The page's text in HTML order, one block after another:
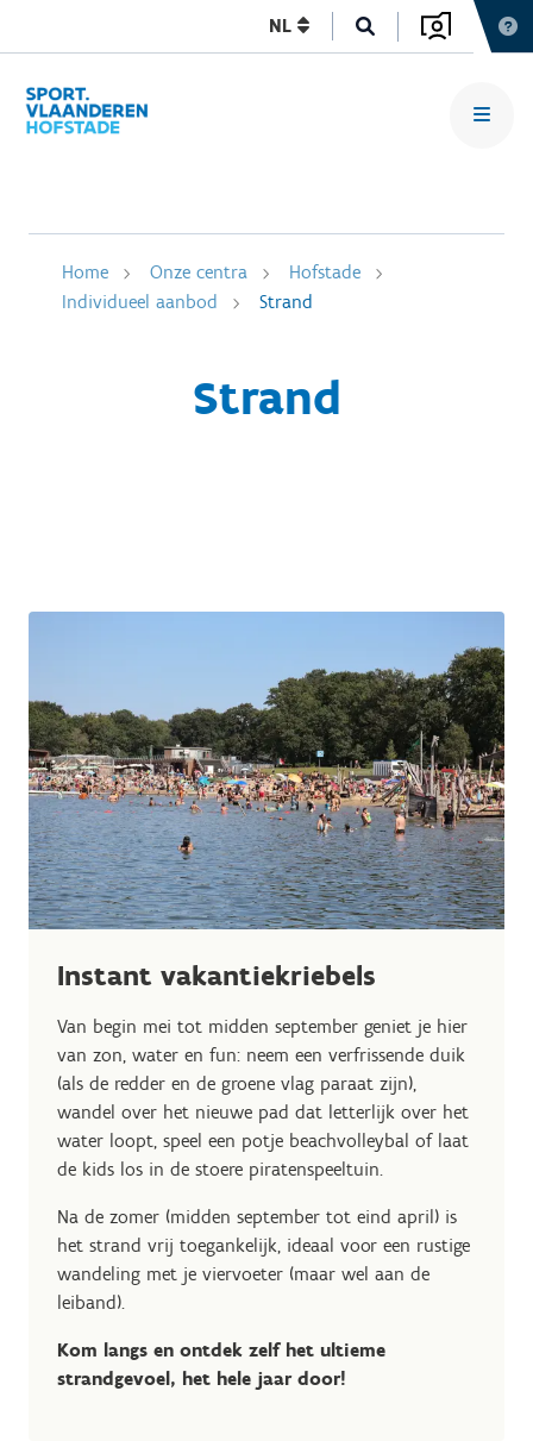
NL
Home Onze centra
Hofstade
Individueel aanbod
Strand
Strand
Instant vakantiekriebels
Van begin mei tot midden september geniet je hier
van zon, water en fun: neem een verfrissende duik
(als de redder en de groene vlag paraat zijn),
wandel over het nieuwe pad dat letterlijk over het
water loopt, speel een potje beachvolleybal of laat
de kids los in de stoere piratenspeeltuin.
Na de zomer (midden september tot eind april) is
het strand vrij toegankelijk, ideaal voor een rustige
wandeling met je viervoeter (maar wel aan de
leiband).
Kom langs en ontdek zelf het ultieme
strandgevoel, het hele jaar door!